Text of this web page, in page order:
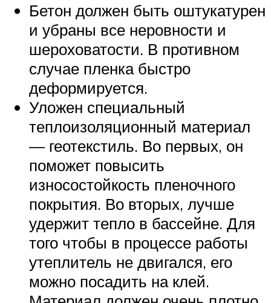
Бетон должен быть оштукатурен
и убраны все неровности и
шероховатости. В противном
случае пленка быстро
деформируется.
Уложен специальный
теплоизоляционный материал
— геотекстиль. Во первых, он
поможет повысить
износостойкость пленочного
покрытия. Во вторых, лучше
удержит тепло в бассейне. Для
того чтобы в процессе работы
утеплитель не двигался, его
можно посадить на клей.